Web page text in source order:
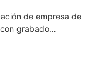
de empresa de
grabado